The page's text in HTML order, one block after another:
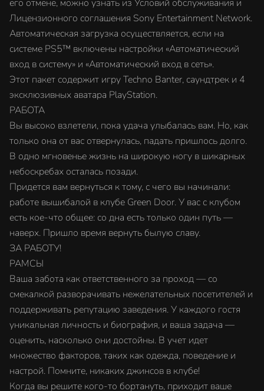
его отмене, можно узнать из Условий обслуживания и
Лицензионного соглашения Sony Entertainment Network.
Автоматическая загрузка осуществляется, если на
системе PS5™ включены настройки «Автоматический
вход в систему» и «Автоматический вход в сеть».
Этот пакет содержит игру Techno Banter, саундтрек и 4
эксклюзивных аватара PlayStation.
РАБОТА
Вы высоко взлетели, пока удача улыбалась вам. Но, как
только она от вас отвернулась, падать пришлось долго.
В одно мгновенье жизнь на широкую ногу в шикарных
небоскребах осталась позади.
Придется вам вернуться к тому, с чего вы начинали:
работе вышибалой в клубе Green Door. У вас с клубом
есть кое-что общее: со дна есть только один путь —
наверх. Пришло время вернуть былую славу.
ЗА РАБОТУ!
РАМСЫ
Ваша забота как ответственного за проход — со
смекалкой разворачивать нежелательных посетителей и
поддерживать репутацию заведения. У каждого гостя
уникальная личность и биография, и ваша задача —
оценить, насколько они достойны. В учет идет
множество факторов, таких как одежда, поведение и
настрой. Помните, никаких джинсов в клубе!
Когда вы решите кого-то бортануть, приходит ваше